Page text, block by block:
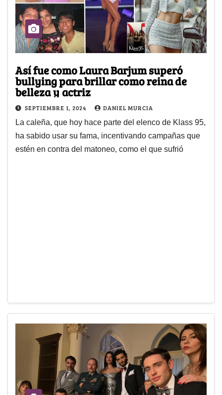
Así fue como Laura Barjum superó
bullying para brillar como reina de
belleza y actriz
SEPTIEMBRE 1, 2024 DANIEL MURCIA
La caleña, que hoy hace parte del elenco de Klass 95,
ha sabido usar su fama, incentivando campañas que
estén en contra del matoneo, como el que sufrió